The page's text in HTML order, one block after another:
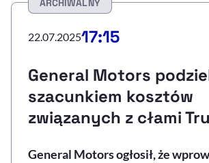
ARCHIWALNY
22.07.202517:15
General Motors
szacunkiem kosztów
związanych z cłami
General Motors ogłosił, że